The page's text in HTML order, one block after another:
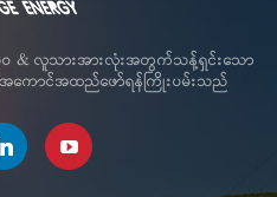
ဝ & လူသားအားလုံးအတွက်သန့်ရှင်းသော
ကောင်အထည်ဖော်ရန်ကြိုးပမ်းသည်